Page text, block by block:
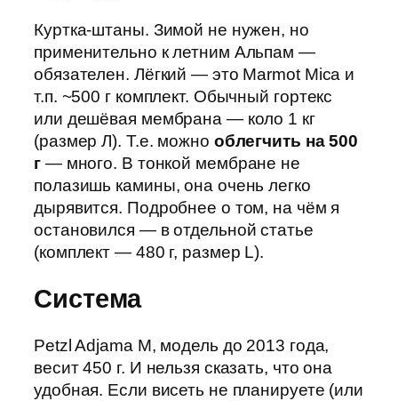
Куртка-штаны. Зимой не нужен, но
применительно к летним Альпам —
обязателен. Лёгкий — это Marmot Mica и
т.п. ~500 г комплект. Обычный гортекс
или дешёвая мембрана — коло 1 кг
(размер Л). Т.е. можно облегчить на 500
г— много. В тонкой мембране не
полазишь камины, она очень легко
дырявится. Подробнее о том, на чём я
остановился — в отдельной статье
(комплект — 480 г, размер L).
Система
Petzl Adjama M, модель до 2013 года,
весит 450 г. И нельзя сказать, что она
удобная. Если висеть не планируете (или